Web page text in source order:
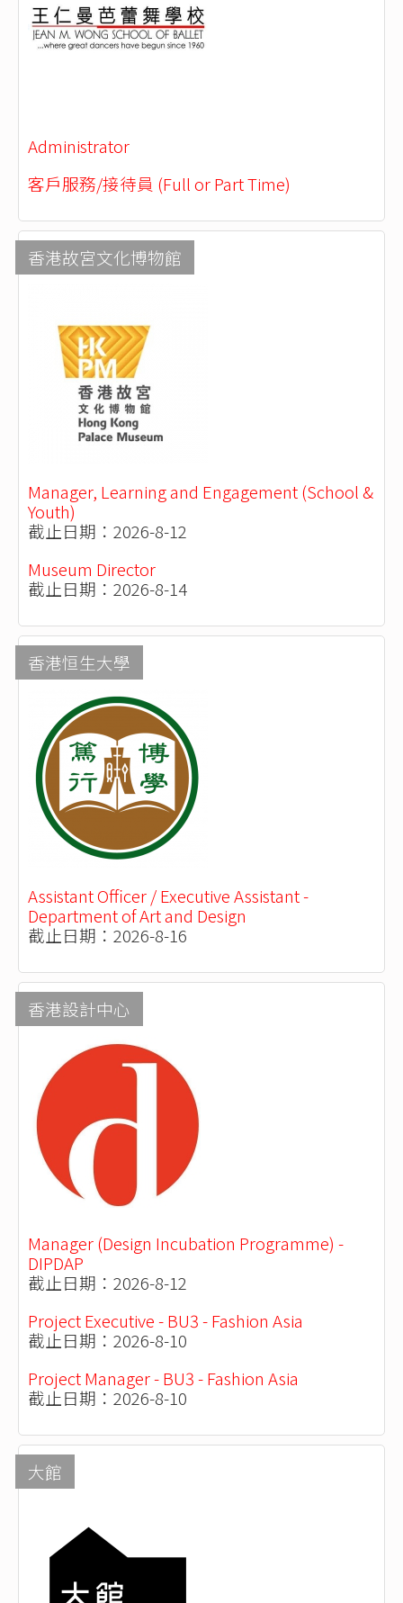
Administrator
客戶服務/接待員 (Full or Part Time)
香港故宮文化博物館
Manager, Learning and Engagement (School &
Youth)
截止日期：2026-8-12
Museum Director
截止日期：2026-8-14
香港恒生大學
Assistant Officer / Executive Assistant -
Department of Art and Design
截止日期：2026-8-16
香港設計中心
Manager (Design Incubation Programme) -
DIPDAP
截止日期：2026-8-12
Project Executive - BU3 - Fashion Asia
截止日期：2026-8-10
Project Manager - BU3 - Fashion Asia
截止日期：2026-8-10
大館